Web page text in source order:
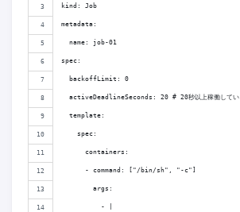
kind: Job
metadata:
  name: job-01
spec:
  backoffLimit: 0
activeDeadlineSeconds: 20 # 20秒以上稼働してい
  template:
    spec:
      containers:
      - command: ["/bin/sh", "-c"]
        args:
          - |